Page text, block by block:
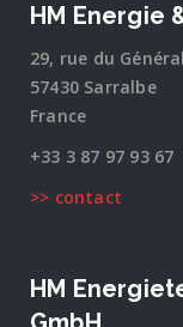
HM Energie
29, rue du
57430 Sarralbe
France
+33 3 87 97 93 67
>> contact
HM